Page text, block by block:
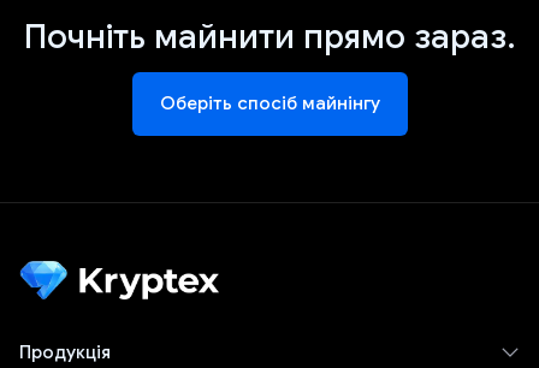
Почніть майнити прямо зараз.
Оберіть спосіб майнінгу
Продукція